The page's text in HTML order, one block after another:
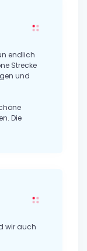
endlich
Strecke
und
Die
wir auch